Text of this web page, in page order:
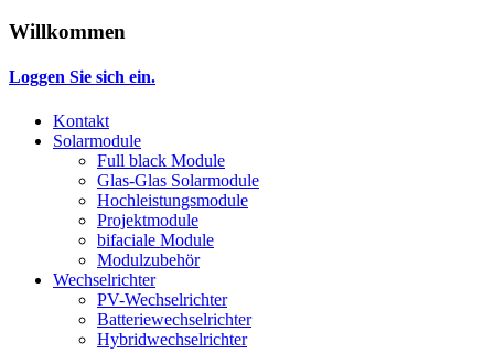
Willkommen
Loggen Sie sich ein.
Kontakt
Solarmodule
Full black Module
Glas-Glas Solarmodule
Hochleistungsmodule
Projektmodule
bifaciale Module
Modulzubehör
Wechselrichter
PV-Wechselrichter
Batteriewechselrichter
Hybridwechselrichter